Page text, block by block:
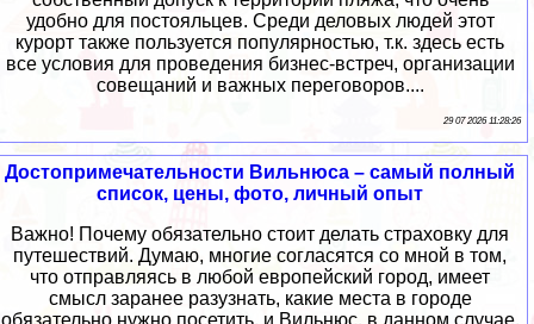
удобно для постояльцев. Среди деловых людей этот
курорт также пользуется популярностью, т.к. здесь есть
все условия для проведения бизнес-встреч, организации
совещаний и важных переговоров....
29 07 2026 11:28:26
Достопримечательности Вильнюса – самый полный
список, цены, фото, личный опыт
Важно! Почему обязательно стоит делать страховку для
путешествий. Думаю, многие согласятся со мной в том,
что отправляясь в любой европейский город, имеет
смысл заранее разузнать, какие места в городе
обязательно нужно посетить, и Вильнюс, в данном случае,